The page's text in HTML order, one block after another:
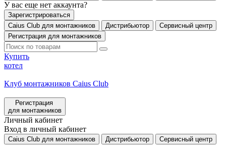
У вас еще нет аккаунта?
Зарегистрироваться
Caius Club для монтажников
Дистрибьютор
Сервисный центр
Регистрация для монтажников
Купить
котел
Клуб монтажников Caius Club
Регистрация
для монтажников
Личный кабинет
Вход в личный кабинет
Caius Club для монтажников Дистрибьютор Сервисный центр